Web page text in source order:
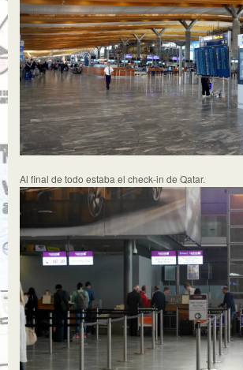
Al final de todo estaba el check-in de Qatar.